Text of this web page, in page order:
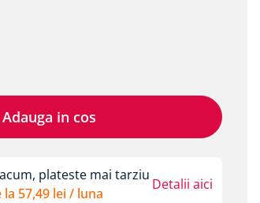
Adauga in cos
plateste mai tarziu
la 57,49 lei / luna
Detalii aici